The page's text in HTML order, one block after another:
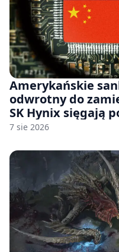
Amerykańskie
odwrotny do
SK Hynix sięgają
fabryk chipów
7 sie 2026